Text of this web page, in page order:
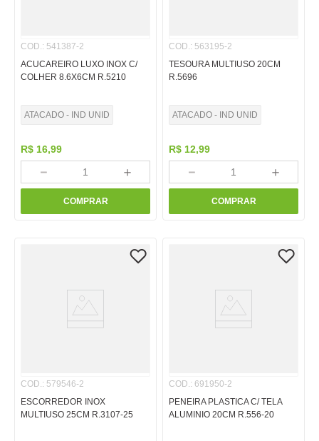
COD.: 541387-2
ACUCAREIRO LUXO INOX C/
COLHER 8.6X6CM R.5210
ATACADO - IND UNID
R$ 16,99
＋
－
COMPRAR
COD.: 563195-2
TESOURA MULTIUSO 20CM
R.5696
ATACADO - IND UNID
R$ 12,99
＋
－
COMPRAR
COD.: 579546-2
ESCORREDOR INOX
MULTIUSO 25CM R.3107-25
COD.: 691950-2
PENEIRA PLASTICA C/ TELA
ALUMINIO 20CM R.556-20